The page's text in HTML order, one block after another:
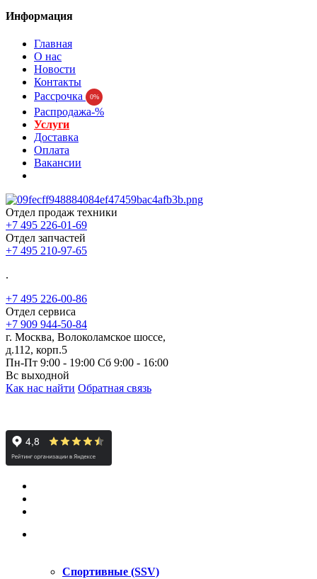
Информация
Главная
О нас
Новости
Контакты
Рассрочка
0%
Распродажа-%
Услуги
Доставка
Оплата
Вакансии
Отдел продаж техники
+7 495 226-01-69
Отдел запчастей
+7 495 210-97-65
.
+7 495 226-00-86
Отдел сервиса
+7 909 944-50-84
г. Москва, Волоколамское шоссе,
д.112, корп.5
Пн-Пт 9:00 - 19:00 Сб 9:00 - 16:00
Вс выходной
Как нас найти Обратная связь
Спортивные (SSV)